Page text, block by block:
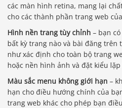
các màn hình retina, mang lại
cho các thành phần trang web
Hình nền trang tùy chỉnh – bạn
bất kỳ trang nào và bài đăng trên
như xác định cho toàn bộ trang
hoặc nền hình ảnh và đặt kiểu
Màu sắc menu không giới hạn –
hạn cho điều hướng chính của
trang web khác cho phép bạn